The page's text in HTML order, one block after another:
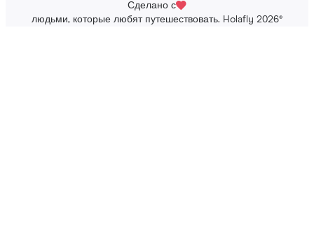
Сделано с
людьми, которые любят путешествовать. Holafly 2026®